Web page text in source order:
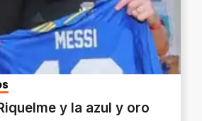
y la azul y oro